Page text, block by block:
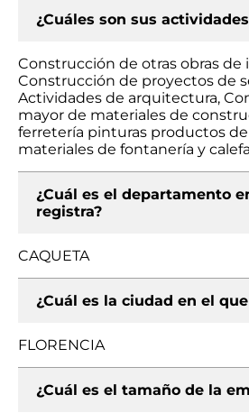
¿Cuáles son sus
Construcción de otras obras de
Construcción de proyectos de
Actividades de arquitectura,
mayor de materiales de
ferretería pinturas productos
materiales de fontanería y
¿Cuál es el departamento
registra?
CAQUETA
¿Cuál es la ciudad en el
FLORENCIA
¿Cuál es el tamaño de la